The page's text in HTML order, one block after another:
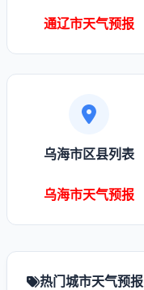
通辽市天气预报
乌海市区县列表
乌海市天气预报
热门城市天气预报